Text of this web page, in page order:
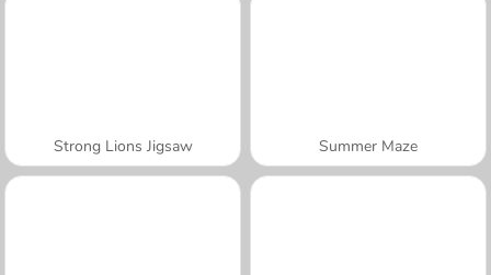
Strong Lions Jigsaw Summer Maze